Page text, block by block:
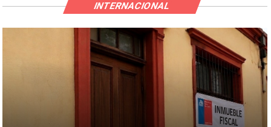
INTERNACIONAL